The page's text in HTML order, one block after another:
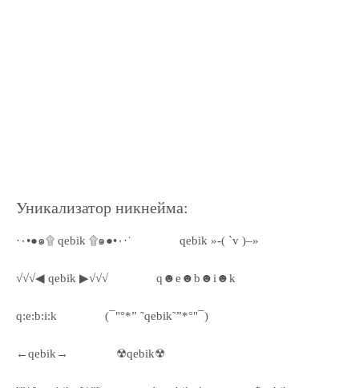
Уникализатор никнейма:
·٠•●๑۩ qebik ۩๑●•٠·˙ qebik »-( `v )–»
√√√◀ qebik ▶√√√ q☻e☻b☻i☻k
q:e:b:i:k (¯"°*” ˜qebik˜”*°"¯)
←qebik→ ☢qebik☢